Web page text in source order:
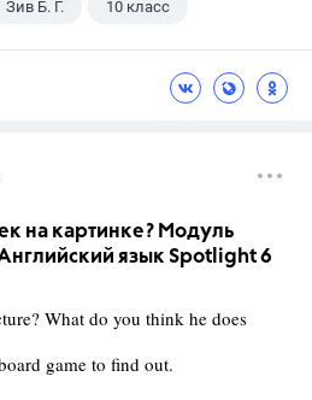
Зив Б. Г. 10 класс
на картинке? Модуль
язык Spotlight 6
What do you think he does
game to find out.